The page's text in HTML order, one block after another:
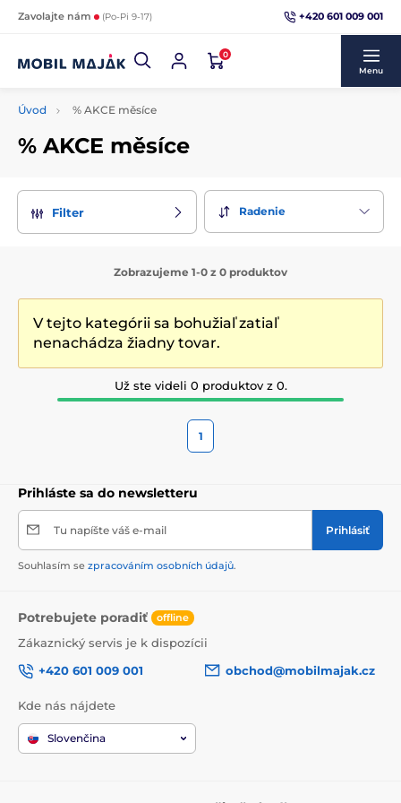
Zavolajte nám (Po-Pi 9-17) +420 601 009 001
0
Menu
Úvod % AKCE měsíce
% AKCE měsíce
Filter Radenie
Zobrazujeme 1-0 z 0 produktov
V tejto kategórii sa bohužiaľ zatiaľ
nenachádza žiadny tovar.
Už ste videli 0 produktov z 0.
1
Prihláste sa do newsletteru
Tu napíšte váš e-mail Prihlásiť
Souhlasím se zpracováním osobních údajů.
Potrebujete poradiť offline
Zákaznický servis je k dispozícii
+420 601 009 001
obchod@mobilmajak.cz
Kde nás nájdete
Slovenčina